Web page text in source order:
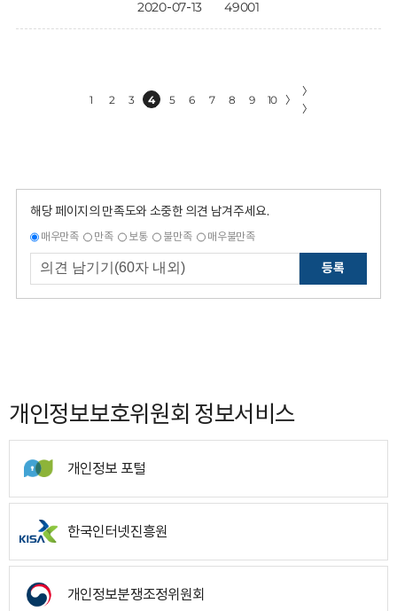
2020-07-13 49001
1 2 3 4 5 6 7 8 9 10 〉
〉
〉
해당 페이지의 만족도와 소중한 의견 남겨주세요.
매우만족 만족 보통 불만족 매우불만족
등록
개인정보보호위원회 정보서비스
개인정보 포털
한국인터넷진흥원
개인정보분쟁조정위원회